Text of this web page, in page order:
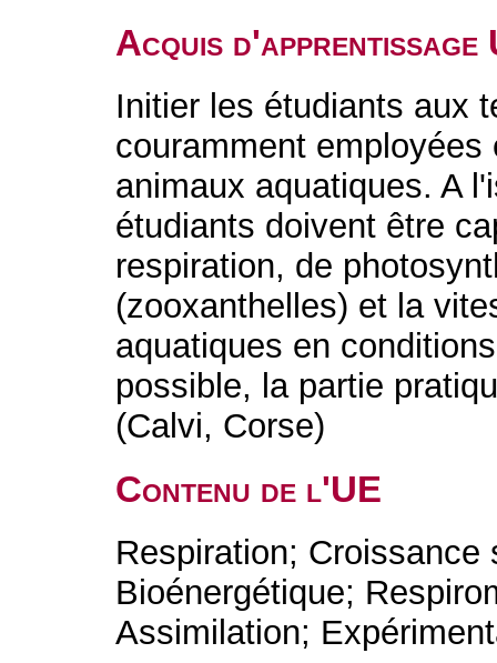
Acquis d'apprentissage
Initier les étudiants aux
couramment
animaux aquatiques. A
étudiants doivent être
respiration, de
(zooxanthelles) et la
aquatiques en
possible, la partie
(Calvi, Corse)
Contenu de l'UE
Respiration;
Bioénergétique;
Assimilation;